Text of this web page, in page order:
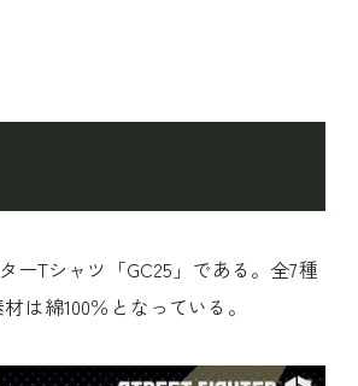
Tシャツ「GC25」である。全7種
は綿100％となっている。